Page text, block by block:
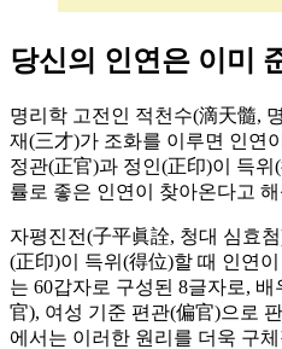
당신의 인연은 이미
명리학 고전인 적천수(滴天髓,
재(三才)가 조화를 이루면 인연
정관(正官)과 정인(正印)이 득
률로 좋은 인연이 찾아온다고
자평진전(子平眞詮, 청대 심효
(正印)이 득위(得位)할 때 인연
는 60갑자로 구성된 8글자로,
官), 여성 기준 편관(偏官)으로
에서는 이러한 원리를 더욱 구